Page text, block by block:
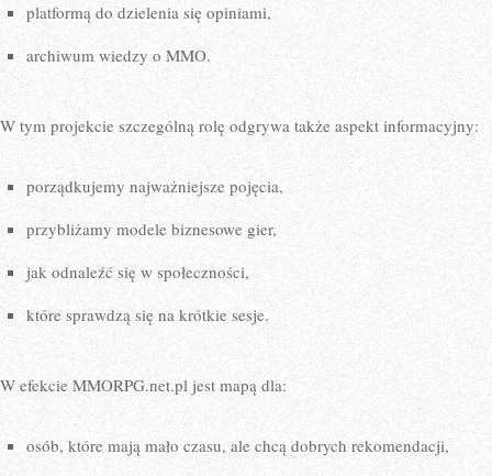
platformą do dzielenia się opiniami,
archiwum wiedzy o MMO.
W tym projekcie szczególną rolę odgrywa także aspekt informacyjny:
porządkujemy najważniejsze pojęcia,
przybliżamy modele biznesowe gier,
jak odnaleźć się w społeczności,
które sprawdzą się na krótkie sesje.
W efekcie MMORPG.net.pl jest mapą dla:
osób, które mają mało czasu, ale chcą dobrych rekomendacji,